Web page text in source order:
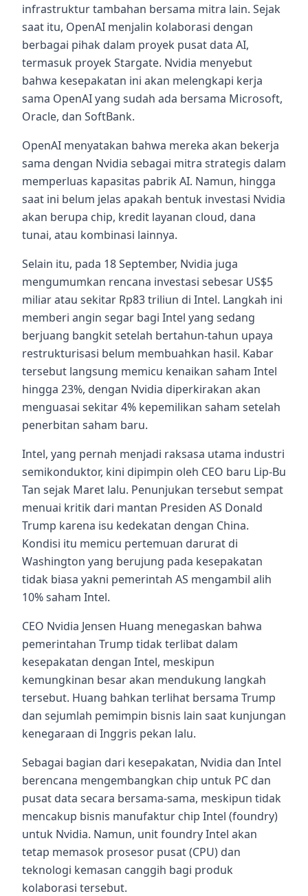
infrastruktur tambahan bersama mitra lain. Sejak
saat itu, OpenAI menjalin kolaborasi dengan
berbagai pihak dalam proyek pusat data AI,
termasuk proyek Stargate. Nvidia menyebut
bahwa kesepakatan ini akan melengkapi kerja
sama OpenAI yang sudah ada bersama Microsoft,
Oracle, dan SoftBank.
OpenAI menyatakan bahwa mereka akan bekerja
sama dengan Nvidia sebagai mitra strategis dalam
memperluas kapasitas pabrik AI. Namun, hingga
saat ini belum jelas apakah bentuk investasi Nvidia
akan berupa chip, kredit layanan cloud, dana
tunai, atau kombinasi lainnya.
Selain itu, pada 18 September, Nvidia juga
mengumumkan rencana investasi sebesar US$5
miliar atau sekitar Rp83 triliun di Intel. Langkah ini
memberi angin segar bagi Intel yang sedang
berjuang bangkit setelah bertahun-tahun upaya
restrukturisasi belum membuahkan hasil. Kabar
tersebut langsung memicu kenaikan saham Intel
hingga 23%, dengan Nvidia diperkirakan akan
menguasai sekitar 4% kepemilikan saham setelah
penerbitan saham baru.
Intel, yang pernah menjadi raksasa utama industri
semikonduktor, kini dipimpin oleh CEO baru Lip-Bu
Tan sejak Maret lalu. Penunjukan tersebut sempat
menuai kritik dari mantan Presiden AS Donald
Trump karena isu kedekatan dengan China.
Kondisi itu memicu pertemuan darurat di
Washington yang berujung pada kesepakatan
tidak biasa yakni pemerintah AS mengambil alih
10% saham Intel.
CEO Nvidia Jensen Huang menegaskan bahwa
pemerintahan Trump tidak terlibat dalam
kesepakatan dengan Intel, meskipun
kemungkinan besar akan mendukung langkah
tersebut. Huang bahkan terlihat bersama Trump
dan sejumlah pemimpin bisnis lain saat kunjungan
kenegaraan di Inggris pekan lalu.
Sebagai bagian dari kesepakatan, Nvidia dan Intel
berencana mengembangkan chip untuk PC dan
pusat data secara bersama-sama, meskipun tidak
mencakup bisnis manufaktur chip Intel (foundry)
untuk Nvidia. Namun, unit foundry Intel akan
tetap memasok prosesor pusat (CPU) dan
teknologi kemasan canggih bagi produk
kolaborasi tersebut.